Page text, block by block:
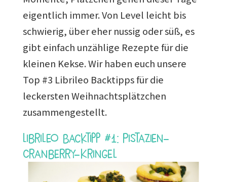
eigentlich immer. Von Level leicht bis
schwierig, über eher nussig oder süß, es
gibt einfach unzählige Rezepte für die
kleinen Kekse. Wir haben euch unsere
Top #3 Librileo Backtipps für die
leckersten Weihnachtsplätzchen
zusammengestellt.
Librileo Backtipp #1: Pistazien-
Cranberry-Kringel